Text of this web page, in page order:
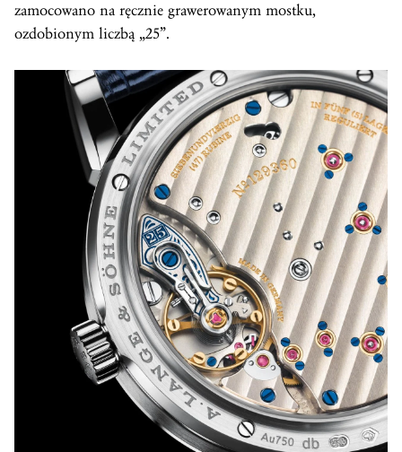
zamocowano na ręcznie grawerowanym mostku,
ozdobionym liczbą „25”.